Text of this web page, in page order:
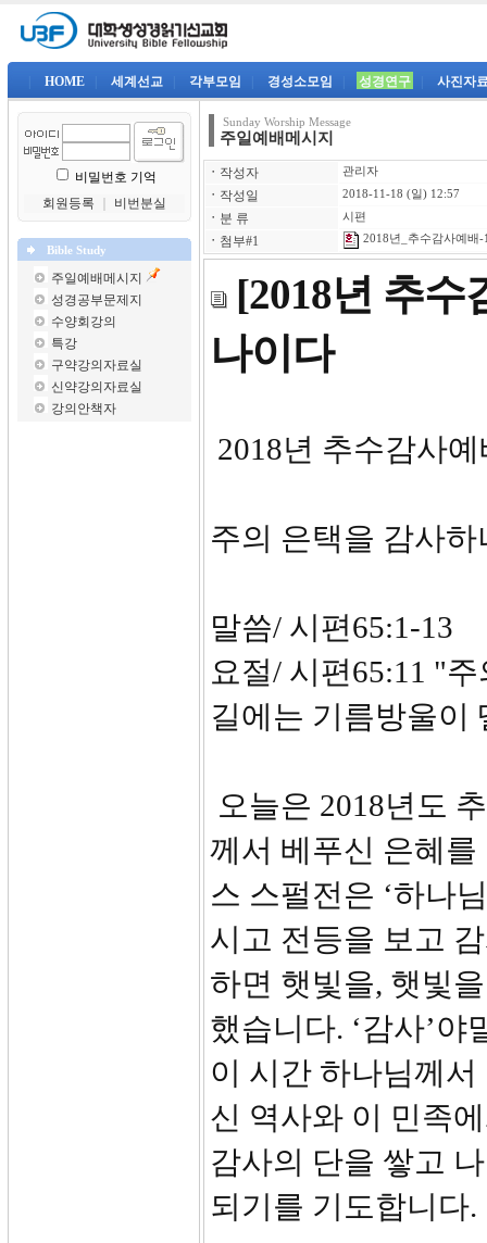
HOME 세계선교 각부모임 경성소모임 성경연구 사진자
비밀번호 기억
회원등록
비번분실
Bible Study
주일예배메시지
성경공부문제지
수양회강의
특강
구약강의자료실
신약강의자료실
강의안책자
Sunday Worship Message
주일예배메시지
ㆍ 작성자 관리자
ㆍ 작성일 2018-11-18 (일) 12:57
ㆍ 분 류 시편
ㆍ 첨부#1 2018년_추수감사예배
[2018년 추수
나이다
2018년
주의 은택을 감사하
말씀/ 시편65:1-13
요절/ 시편65:11 "
길에는 기름방울
오늘은 2018년도
께서 베푸신 은혜
스 스펄전은 ‘하나
시고 전등을 보고
하면 햇빛을, 햇빛
했습니다. ‘감사’
이 시간 하나님께
신 역사와 이 민족
감사의 단을 쌓고
되기를 기도합니다.